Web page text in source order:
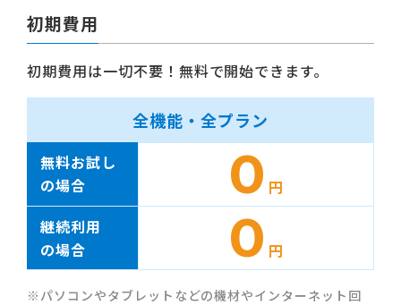
初期費用
初期費用は一切不要！無料で開始できます。
全機能・全プラン
無料お試し
の場合
0 円
継続利用
の場合
0 円
※パソコンやタブレットなどの機材やインターネット回